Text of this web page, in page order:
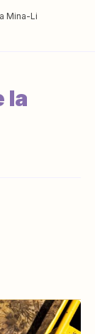
Mina-Li
la